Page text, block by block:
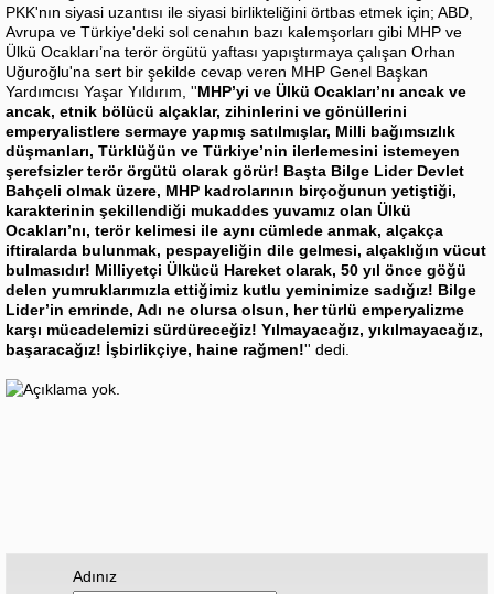
PKK'nın siyasi uzantısı ile siyasi birlikteliğini örtbas etmek için; ABD,
Avrupa ve Türkiye'deki sol cenahın bazı kalemşorları gibi MHP ve
Ülkü Ocakları’na terör örgütü yaftası yapıştırmaya çalışan Orhan
Uğuroğlu'na sert bir şekilde cevap veren MHP Genel Başkan
Yardımcısı Yaşar Yıldırım, ''MHP’yi ve Ülkü Ocakları’nı ancak ve
ancak, etnik bölücü alçaklar, zihinlerini ve gönüllerini
emperyalistlere sermaye yapmış satılmışlar, Milli bağımsızlık
düşmanları, Türklüğün ve Türkiye’nin ilerlemesini istemeyen
şerefsizler terör örgütü olarak görür! Başta Bilge Lider Devlet
Bahçeli olmak üzere, MHP kadrolarının birçoğunun yetiştiği,
karakterinin şekillendiği mukaddes yuvamız olan Ülkü
Ocakları’nı, terör kelimesi ile aynı cümlede anmak, alçakça
iftiralarda bulunmak, pespayeliğin dile gelmesi, alçaklığın vücut
bulmasıdır! Milliyetçi Ülkücü Hareket olarak, 50 yıl önce göğü
delen yumruklarımızla ettiğimiz kutlu yeminimize sadığız! Bilge
Lider’in emrinde, Adı ne olursa olsun, her türlü emperyalizme
karşı mücadelemizi sürdüreceğiz! Yılmayacağız, yıkılmayacağız,
başaracağız! İşbirlikçiye, haine rağmen!'' dedi.
Adınız